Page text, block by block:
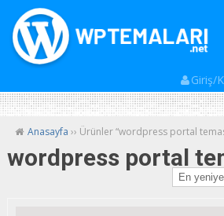
Giriş/
Anasayfa ›› Ürünler “wordpress portal
wordpress portal